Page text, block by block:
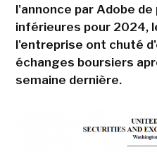
l'annonce par Adobe
inférieures pour 2024,
l'entreprise ont chuté
échanges boursiers
semaine dernière.